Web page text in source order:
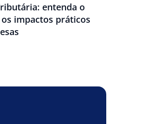
entenda o
os impactos práticos